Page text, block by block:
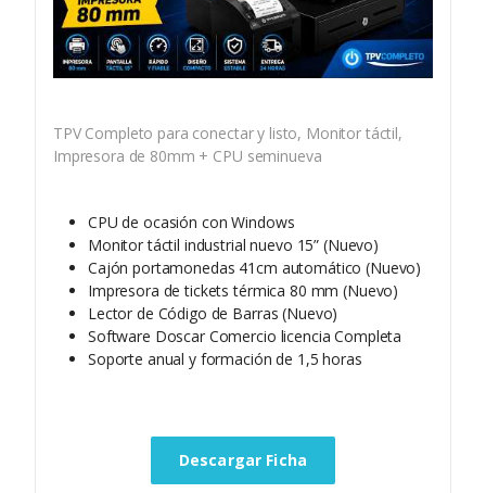
TPV Completo para conectar y listo, Monitor táctil,
Impresora de 80mm + CPU seminueva
CPU de ocasión con Windows
Monitor táctil industrial nuevo 15” (Nuevo)
Cajón portamonedas 41cm automático (Nuevo)
Impresora de tickets térmica 80 mm (Nuevo)
Lector de Código de Barras (Nuevo)
Software Doscar Comercio licencia Completa
Soporte anual y formación de 1,5 horas
Descargar Ficha